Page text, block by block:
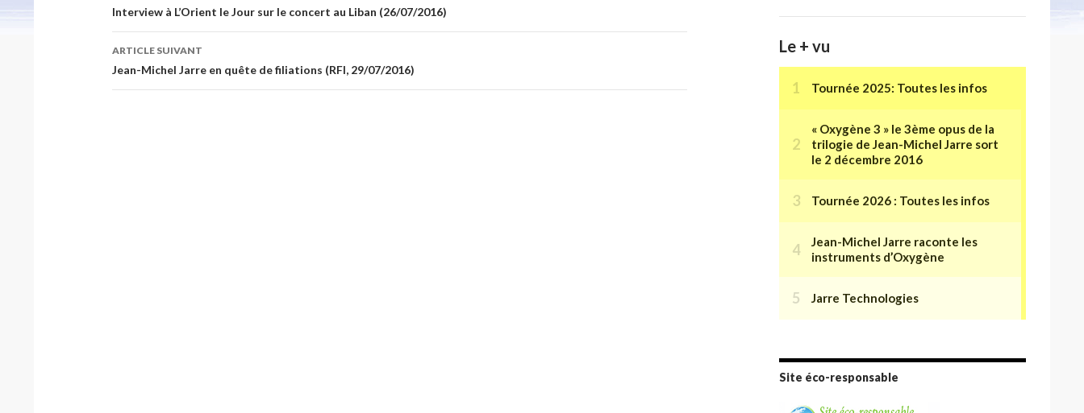
des
articles
Interview à L’Orient le Jour sur le concert au Liban (26/07/2016)
ARTICLE SUIVANT
Jean-Michel Jarre en quête de filiations (RFI, 29/07/2016)
Le + vu
Site éco-responsable